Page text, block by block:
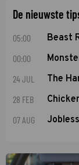
De nieuwste
05:00 Beast
00:00
24 JUL The
28 FEB
07 AUG Jobless